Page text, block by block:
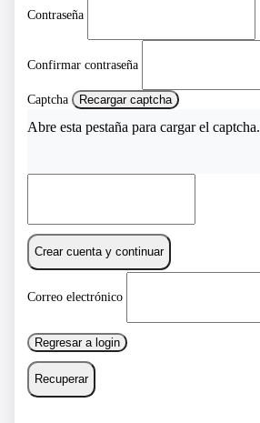
Contraseña
Confirmar contraseña
Captcha Recargar captcha
Abre esta pestaña para cargar el captcha.
Crear cuenta y continuar
Correo electrónico
Regresar a login
Recuperar